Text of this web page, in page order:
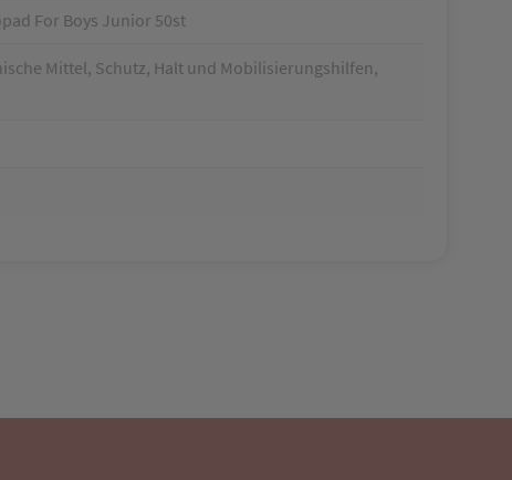
For Boys Junior 50st
Mittel, Schutz, Halt und Mobilisierungshilfen,